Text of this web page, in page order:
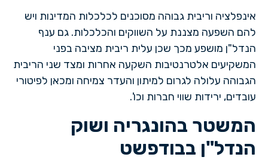
אינפלציה וריבית גבוהה מסוכנים לכלכלות המדינות ויש
להם השפעה מצננת על השווקים והכלכלות. גם ענף
הנדל"ן מושפע מכך שכן עלית ריבית מציבה בפני
המשקיעים אלטרנטיבות השקעה אחרות ומצד שני הריבית
הגבוהה עלולה לגרום למיתון והעדר צמיחה ומכאן לפיטורי
עובדים, ירידות שווי חברות וכו'.
המשטר בהונגריה ושוק
הנדל"ן בבודפשט